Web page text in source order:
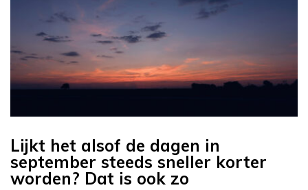
Lijkt het alsof de dagen in
september steeds sneller korter
worden? Dat is ook zo